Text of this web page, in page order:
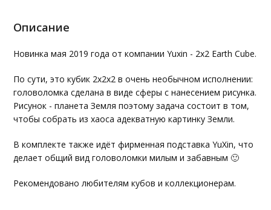
Описание
Новинка мая 2019 года от компании Yuxin - 2x2 Earth Cube.
По сути, это кубик 2х2х2 в очень необычном исполнении:
головоломка сделана в виде сферы с нанесением рисунка.
Рисунок - планета Земля поэтому задача состоит в том,
чтобы собрать из хаоса адекватную картинку Земли.
В комплекте также идёт фирменная подставка YuXin, что
делает общий вид головоломки милым и забавным 🙂
Рекомендовано любителям кубов и коллекционерам.